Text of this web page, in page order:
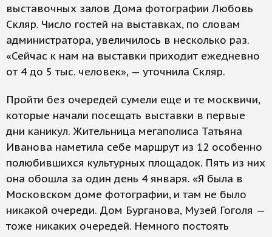
выставочных залов Дома фотографии Любовь
Скляр. Число гостей на выставках, по словам
администратора, увеличилось в несколько раз.
«Сейчас к нам на выставки приходит ежедневно
от 4 до 5 тыс. человек», — уточнила Скляр.
Пройти без очередей сумели еще и те москвичи,
которые начали посещать выставки в первые
дни каникул. Жительница мегаполиса Татьяна
Иванова наметила себе маршрут из 12 особенно
полюбившихся культурных площадок. Пять из них
она обошла за один день 4 января. «Я была в
Московском доме фотографии, и там не было
никакой очереди. Дом Бурганова, Музей Гоголя —
тоже никаких очередей. Немного постоять